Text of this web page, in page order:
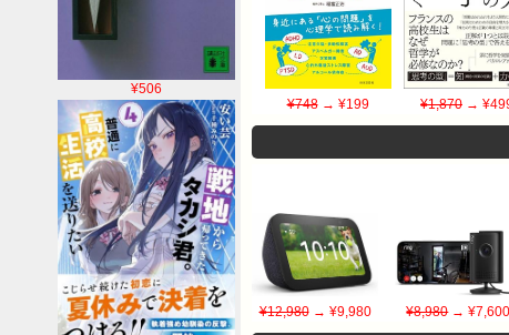
¥506
¥748→ ¥199 ¥1,870 →
¥12,980→ ¥9,980 ¥8,980→ ¥7,600